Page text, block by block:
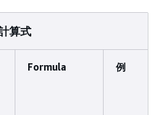
ア (0
ポイ
disruption
types
算式
Formula 例